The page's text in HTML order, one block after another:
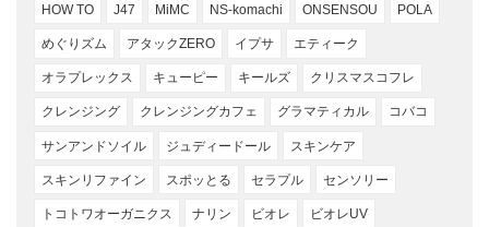
HOW TO J47 MiMC NS-komachi ONSENSOU POLA
めぐりズム アタックZERO イプサ エティーク
オラプレックス キューピー キールズ クリスマスコフレ
クレンジング クレンジングカフェ グラマティカル コバコ
サンアンドソイル ジュディードール スキンケア
スキンリファイン スポッとる セラプル センソリー
トコトワオーガニクス ナリン ビオレ ビオレUV